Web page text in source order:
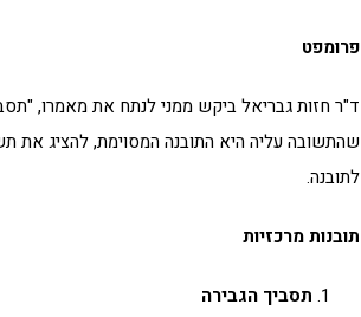
פרומפט
ד"ר חזות גבריאל ביקש ממני לנתח את מאמרו,
שהתשובה עליה היא התובנה המסוימת, להציג את
לתובנה.
תובנות מרכזיות
תסביך הגבירה